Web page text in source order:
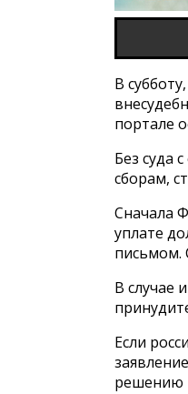
В
портале
Без суда
сборам,
Сначала
уплате
письмом.
В случае
Если
решению